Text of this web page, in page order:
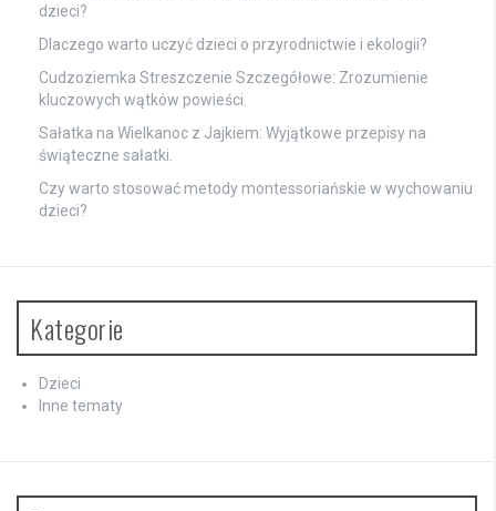
dzieci?
Dlaczego warto uczyć dzieci o przyrodnictwie i ekologii?
Cudzoziemka Streszczenie Szczegółowe: Zrozumienie
kluczowych wątków powieści.
Sałatka na Wielkanoc z Jajkiem: Wyjątkowe przepisy na
świąteczne sałatki.
Czy warto stosować metody montessoriańskie w wychowaniu
dzieci?
Kategorie
Dzieci
Inne tematy